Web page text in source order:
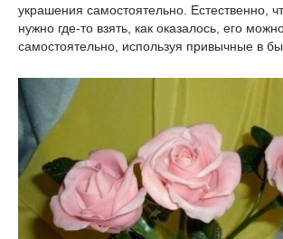
украшения самостоятельно. Естественно,
нужно где-то взять, как оказалось, его
самостоятельно, используя привычные в